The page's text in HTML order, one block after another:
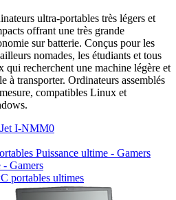
ultra-portables très légers et
offrant une très grande
sur batterie. Conçus pour les
nomades, les étudiants et tous
qui recherchent une machine légère et
à transporter. Ordinateurs assemblés
compatibles Linux et
I-NMM0
- Gamers
portables ultimes